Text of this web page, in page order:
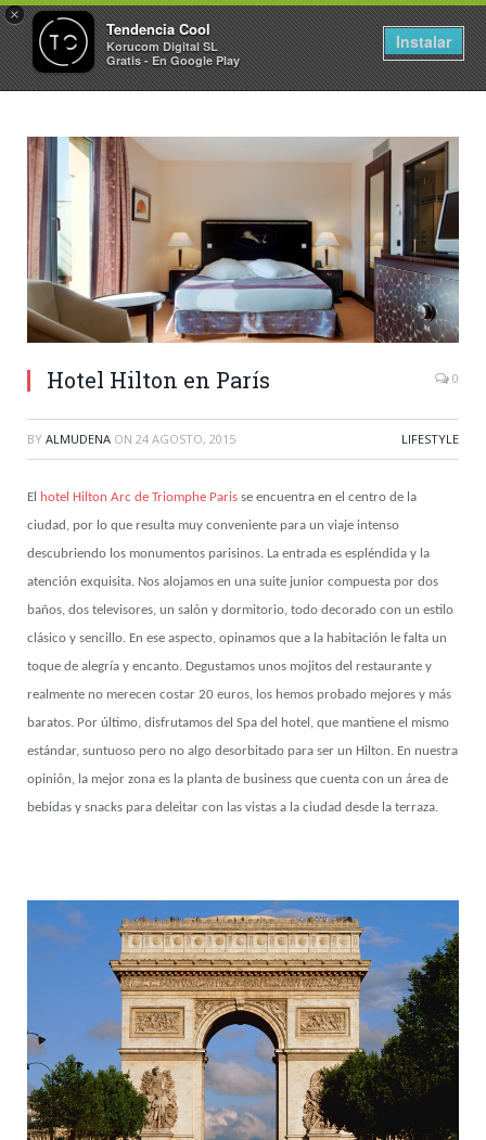
×
Tendencia Cool
Korucom Digital SL
Gratis - En Google Play
Instalar
Hotel Hilton en París 0
BY ALMUDENA ON 24 AGOSTO, 2015 LIFESTYLE
El hotel Hilton Arc de Triomphe Paris se encuentra en el centro de la
ciudad, por lo que resulta muy conveniente para un viaje intenso
descubriendo los monumentos parisinos. La entrada es espléndida y la
atención exquisita. Nos alojamos en una suite junior compuesta por dos
baños, dos televisores, un salón y dormitorio, todo decorado con un estilo
clásico y sencillo. En ese aspecto, opinamos que a la habitación le falta un
toque de alegría y encanto. Degustamos unos mojitos del restaurante y
realmente no merecen costar 20 euros, los hemos probado mejores y más
baratos. Por último, disfrutamos del Spa del hotel, que mantiene el mismo
estándar, suntuoso pero no algo desorbitado para ser un Hilton. En nuestra
opinión, la mejor zona es la planta de business que cuenta con un área de
bebidas y snacks para deleitar con las vistas a la ciudad desde la terraza.